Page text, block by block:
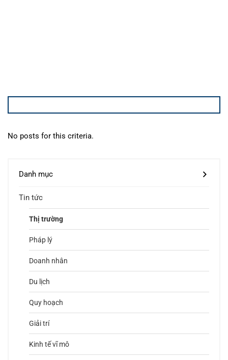
No posts for this criteria.
Danh mục
Tin tức
Thị trường
Pháp lý
Doanh nhân
Du lịch
Quy hoạch
Giải trí
Kinh tế vĩ mô